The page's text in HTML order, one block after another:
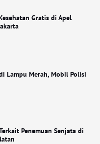
Gratis di Apel
Lampu Merah, Mobil Polisi
Penemuan Senjata di